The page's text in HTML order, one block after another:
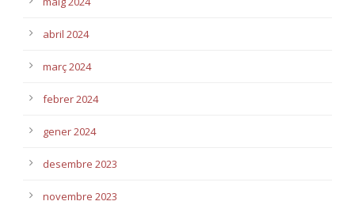
abril 2024
març 2024
febrer 2024
gener 2024
desembre 2023
novembre 2023